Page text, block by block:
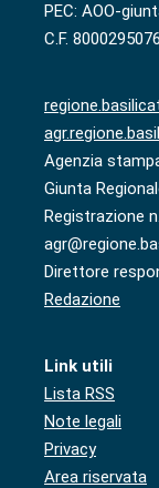
PEC: AOO-
C.F.
Agenzia
Giunta
Registrazione
Direttore
Redazione
Link utili
Lista RSS
Note legali
Privacy
Area riservata